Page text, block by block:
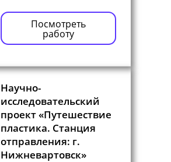
Посмотреть
работу
Научно-
исследовательский
проект «Путешествие
пластика. Станция
отправления: г.
Нижневартовск»